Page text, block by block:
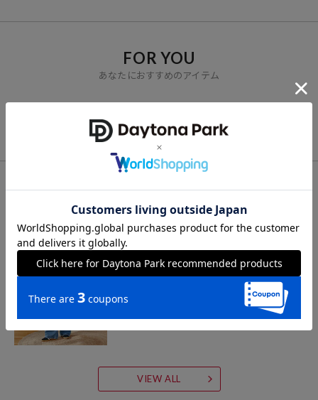
※「参考価格」とは、Daytona Parkにおける対象商品の通常販売（先
想いからスタート。1986年の創業以来、洋服、雑貨、インテリアな
ど自分たちが本気でカッコ良いと思うものをセレクト。積極的に楽し
む生活体験者＝フリークとして、アメリカンライフスタイルの楽しみ
FOR YOU
あなたにおすすめのアイテム
最近チェックした商品
VIEW ALL